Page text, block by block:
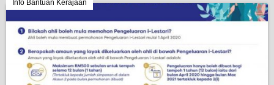
Kerjaya
Biasiswa
Info Bantuan Kerajaan